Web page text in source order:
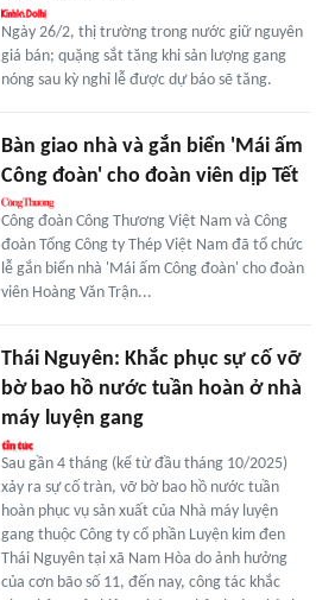
Ngày 26/2, thị trường trong nước giữ nguyên
giá bán; quặng sắt tăng khi sản lượng gang
nóng sau kỳ nghỉ lễ được dự báo sẽ tăng.
Bàn giao nhà và gắn biển 'Mái ấm
Công đoàn' cho đoàn viên dịp Tết
Công đoàn Công Thương Việt Nam và Công
đoàn Tổng Công ty Thép Việt Nam đã tổ chức
lễ gắn biển nhà 'Mái ấm Công đoàn' cho đoàn
viên Hoàng Văn Trận...
Thái Nguyên: Khắc phục sự cố vỡ
bờ bao hồ nước tuần hoàn ở nhà
máy luyện gang
Sau gần 4 tháng (kể từ đầu tháng 10/2025)
xảy ra sự cố tràn, vỡ bờ bao hồ nước tuần
hoàn phục vụ sản xuất của Nhà máy luyện
gang thuộc Công ty cổ phần Luyện kim đen
Thái Nguyên tại xã Nam Hòa do ảnh hưởng
của cơn bão số 11, đến nay, công tác khắc